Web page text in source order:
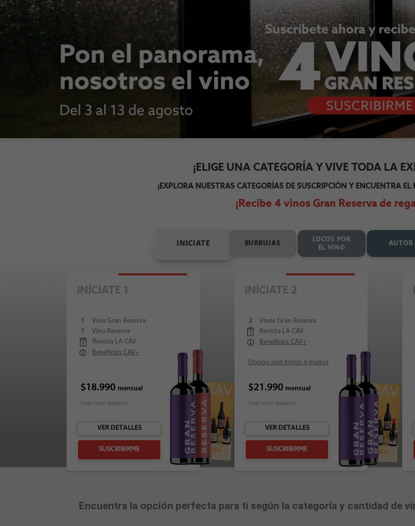
¡ELIGE UNA CATEGORÍA Y VIVE TODA LA
¡EXPLORA NUESTRAS CATEGORÍAS DE SUSCRIPCIÓN Y ENCUENTRA
¡Recibe 4 vinos Gran Reserva de
INICIATE BURBUJAS
LOCOS POR
EL VINO
AUTOR
INÍCIATE 1
1
Vino Gran Reserva
1
Vino Reserva
Revista LA CAV
Beneficios CAV+
$18.990 mensual
*más costo despacho
VER DETALLES
SUSCRIBIRME
INÍCIATE 2
2
Vinos Gran Reserva
Revista LA CAV
Beneficios CAV+
Opción solo tintos o mixtos
$21.990 mensual
*más costo despacho
VER DETALLES
SUSCRIBIRME
Encuentra la opción perfecta para ti según la categoría y cantidad de